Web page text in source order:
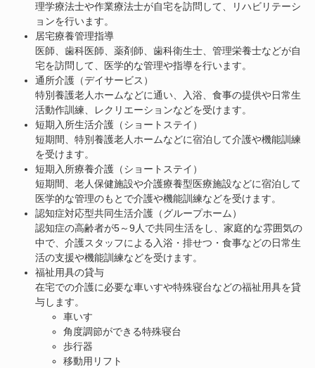
理学療法士や作業療法士が自宅を訪問して、リハビリテーシ
ョンを行います。
居宅療養管理指導
医師、歯科医師、薬剤師、歯科衛生士、管理栄養士などが自
宅を訪問して、医学的な管理や指導を行います。
通所介護（デイサービス）
特別養護老人ホームなどに通い、入浴、食事の提供や日常生
活動作訓練、レクリエーションなどを受けます。
短期入所生活介護（ショートステイ）
短期間、特別養護老人ホームなどに宿泊して介護や機能訓練
を受けます。
短期入所療養介護（ショートステイ）
短期間、老人保健施設や介護療養型医療施設などに宿泊して
医学的な管理のもとで介護や機能訓練などを受けます。
認知症対応型共同生活介護（グループホーム）
認知症の高齢者が5～9人で共同生活をし、家庭的な雰囲気の
中で、介護スタッフによる入浴・排せつ・食事などの日常生
活の支援や機能訓練などを受けます。
福祉用具の貸与
​在宅での介護に必要な車いすや特殊寝台などの福祉用具を貸
与します。
車いす
角度調節ができる特殊寝台
歩行器
移動用リフト